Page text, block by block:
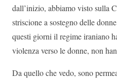
dall’inizio, abbiamo visto sulla
striscione a sostegno delle
questi giorni il regime iraniano
violenza verso le donne, non
Da quello che vedo, sono